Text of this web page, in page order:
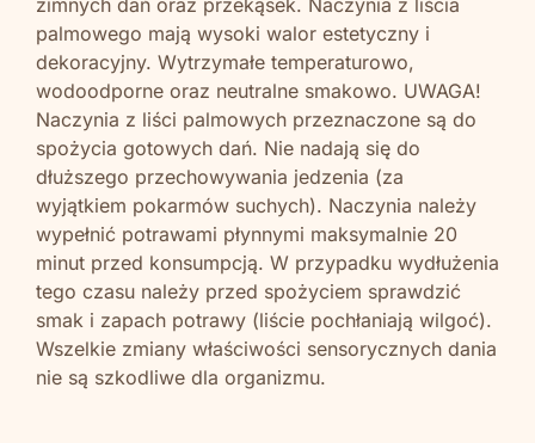
palmowego mają wysoki walor estetyczny i
dekoracyjny. Wytrzymałe temperaturowo,
wodoodporne oraz neutralne smakowo. UWAGA!
Naczynia z liści palmowych przeznaczone są do
spożycia gotowych dań. Nie nadają się do
dłuższego przechowywania jedzenia (za
wyjątkiem pokarmów suchych). Naczynia należy
wypełnić potrawami płynnymi maksymalnie 20
minut przed konsumpcją. W przypadku wydłużenia
tego czasu należy przed spożyciem sprawdzić
smak i zapach potrawy (liście pochłaniają wilgoć).
Wszelkie zmiany właściwości sensorycznych dania
nie są szkodliwe dla organizmu.